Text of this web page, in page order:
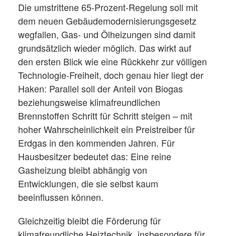
Die umstrittene 65-Prozent-Regelung soll mit
dem neuen Gebäudemodernisierungsgesetz
wegfallen, Gas- und Ölheizungen sind damit
grundsätzlich wieder möglich. Das wirkt auf
den ersten Blick wie eine Rückkehr zur völligen
Technologie-Freiheit, doch genau hier liegt der
Haken: Parallel soll der Anteil von Biogas
beziehungsweise klimafreundlichen
Brennstoffen Schritt für Schritt steigen – mit
hoher Wahrscheinlichkeit ein Preistreiber für
Erdgas in den kommenden Jahren. Für
Hausbesitzer bedeutet das: Eine reine
Gasheizung bleibt abhängig von
Entwicklungen, die sie selbst kaum
beeinflussen können.
Gleichzeitig bleibt die Förderung für